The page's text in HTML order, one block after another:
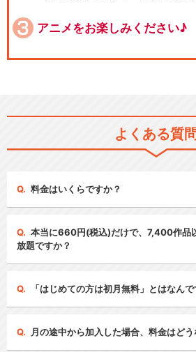
アニメをお楽しみください♪
よくある質問
料金はいくらですか？
本当に660円(税込)だけで、7,400作品
放題ですか？
「はじめての方は初月無料」とはなんで
月の途中から加入した場合、料金はどう